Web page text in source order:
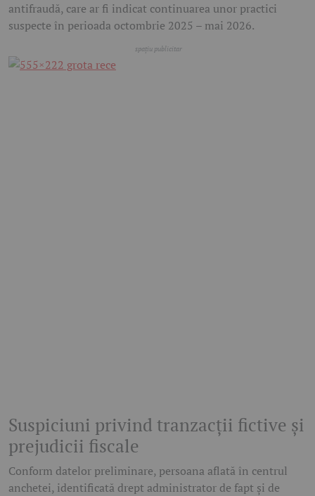
antifraudă, care ar fi indicat continuarea unor practici
suspecte în perioada octombrie 2025 – mai 2026.
Suspiciuni privind tranzacții fictive și
prejudicii fiscale
Conform datelor preliminare, persoana aflată în centrul
anchetei, identificată drept administrator de fapt și de